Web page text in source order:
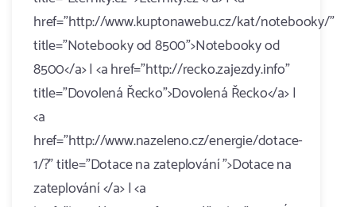
href="http://www.kuptonawebu.cz/kat/notebooky/"
title="Notebooky od 8500">Notebooky od
8500</a> | <a href="http://recko.zajezdy.info"
title="Dovolená Řecko">Dovolená Řecko</a> |
<a
href="http://www.nazeleno.cz/energie/dotace-
1/?" title="Dotace na zateplování ">Dotace na
zateplování </a> | <a